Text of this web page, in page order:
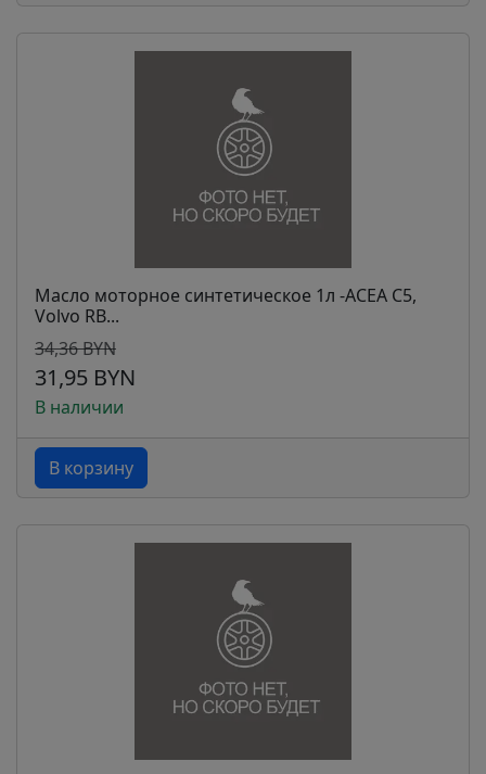
Масло моторное синтетическое 1л -ACEA C5,
Volvo RB...
34,36 BYN
31,95 BYN
В наличии
В корзину